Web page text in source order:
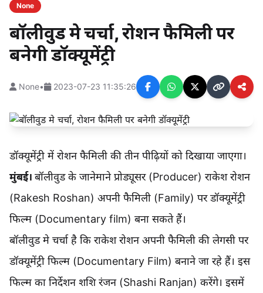
None
बॉलीवुड मे चर्चा, रोशन फैमिली पर
बनेगी डॉक्यूमेंट्री
None• 2023-07-23 11:35:26
डॉक्यूमेंट्री में रोशन फैमिली की तीन पीढ़ियों को दिखाया जाएगा।
मुंबई। बॉलीवुड के जानेमाने प्रोड्यूसर (Producer) राकेश रोशन
(Rakesh Roshan) अपनी फैमिली (Family) पर डॉक्यूमेंट्री
फिल्म (Documentary film) बना सकते हैं।
बॉलीवुड मे चर्चा है कि राकेश रोशन अपनी फैमिली की लेगसी पर
डॉक्यूमेंट्री फिल्म (Documentary Film) बनाने जा रहे हैं। इस
फिल्म का निर्देशन शशि रंजन (Shashi Ranjan) करेंगे। इसमें